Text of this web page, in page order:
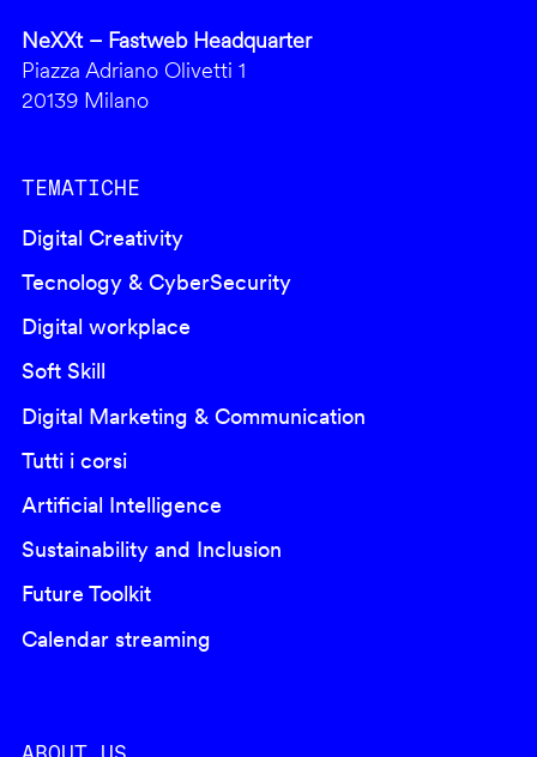
NeXXt – Fastweb Headquarter
Piazza Adriano Olivetti 1
20139 Milano
TEMATICHE
Digital Creativity
Tecnology & CyberSecurity
Digital workplace
Soft Skill
Digital Marketing & Communication
Tutti i corsi
Artificial Intelligence
Sustainability and Inclusion
Future Toolkit
Calendar streaming